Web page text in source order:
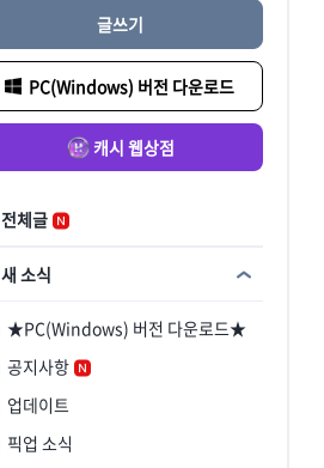
글쓰기
PC(Windows) 버전 다운로드
캐시 웹상점
전체글
새 소식
★PC(Windows) 버전 다운로드★
공지사항
업데이트
픽업 소식